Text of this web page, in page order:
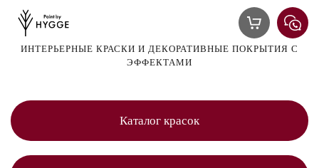
ИНТЕРЬЕРНЫЕ КРАСКИ И ДЕКОРАТИВНЫЕ ПОКРЫТИЯ С
ЭФФЕКТАМИ
Каталог красок